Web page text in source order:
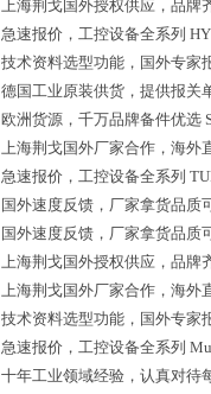
上海荆戈国外授权供应，品牌
急速报价，工控设备全系列
技术资料选型功能，国外专家
德国工业原装供货，提供报关
欧洲货源，千万品牌备件优选
上海荆戈国外厂家合作，海外
急速报价，工控设备全系列
国外速度反馈，厂家拿货品质
国外速度反馈，厂家拿货品质
上海荆戈国外授权供应，品牌
上海荆戈国外厂家合作，海外
技术资料选型功能，国外专家
急速报价，工控设备全系列
十年工业领域经验，认真对待